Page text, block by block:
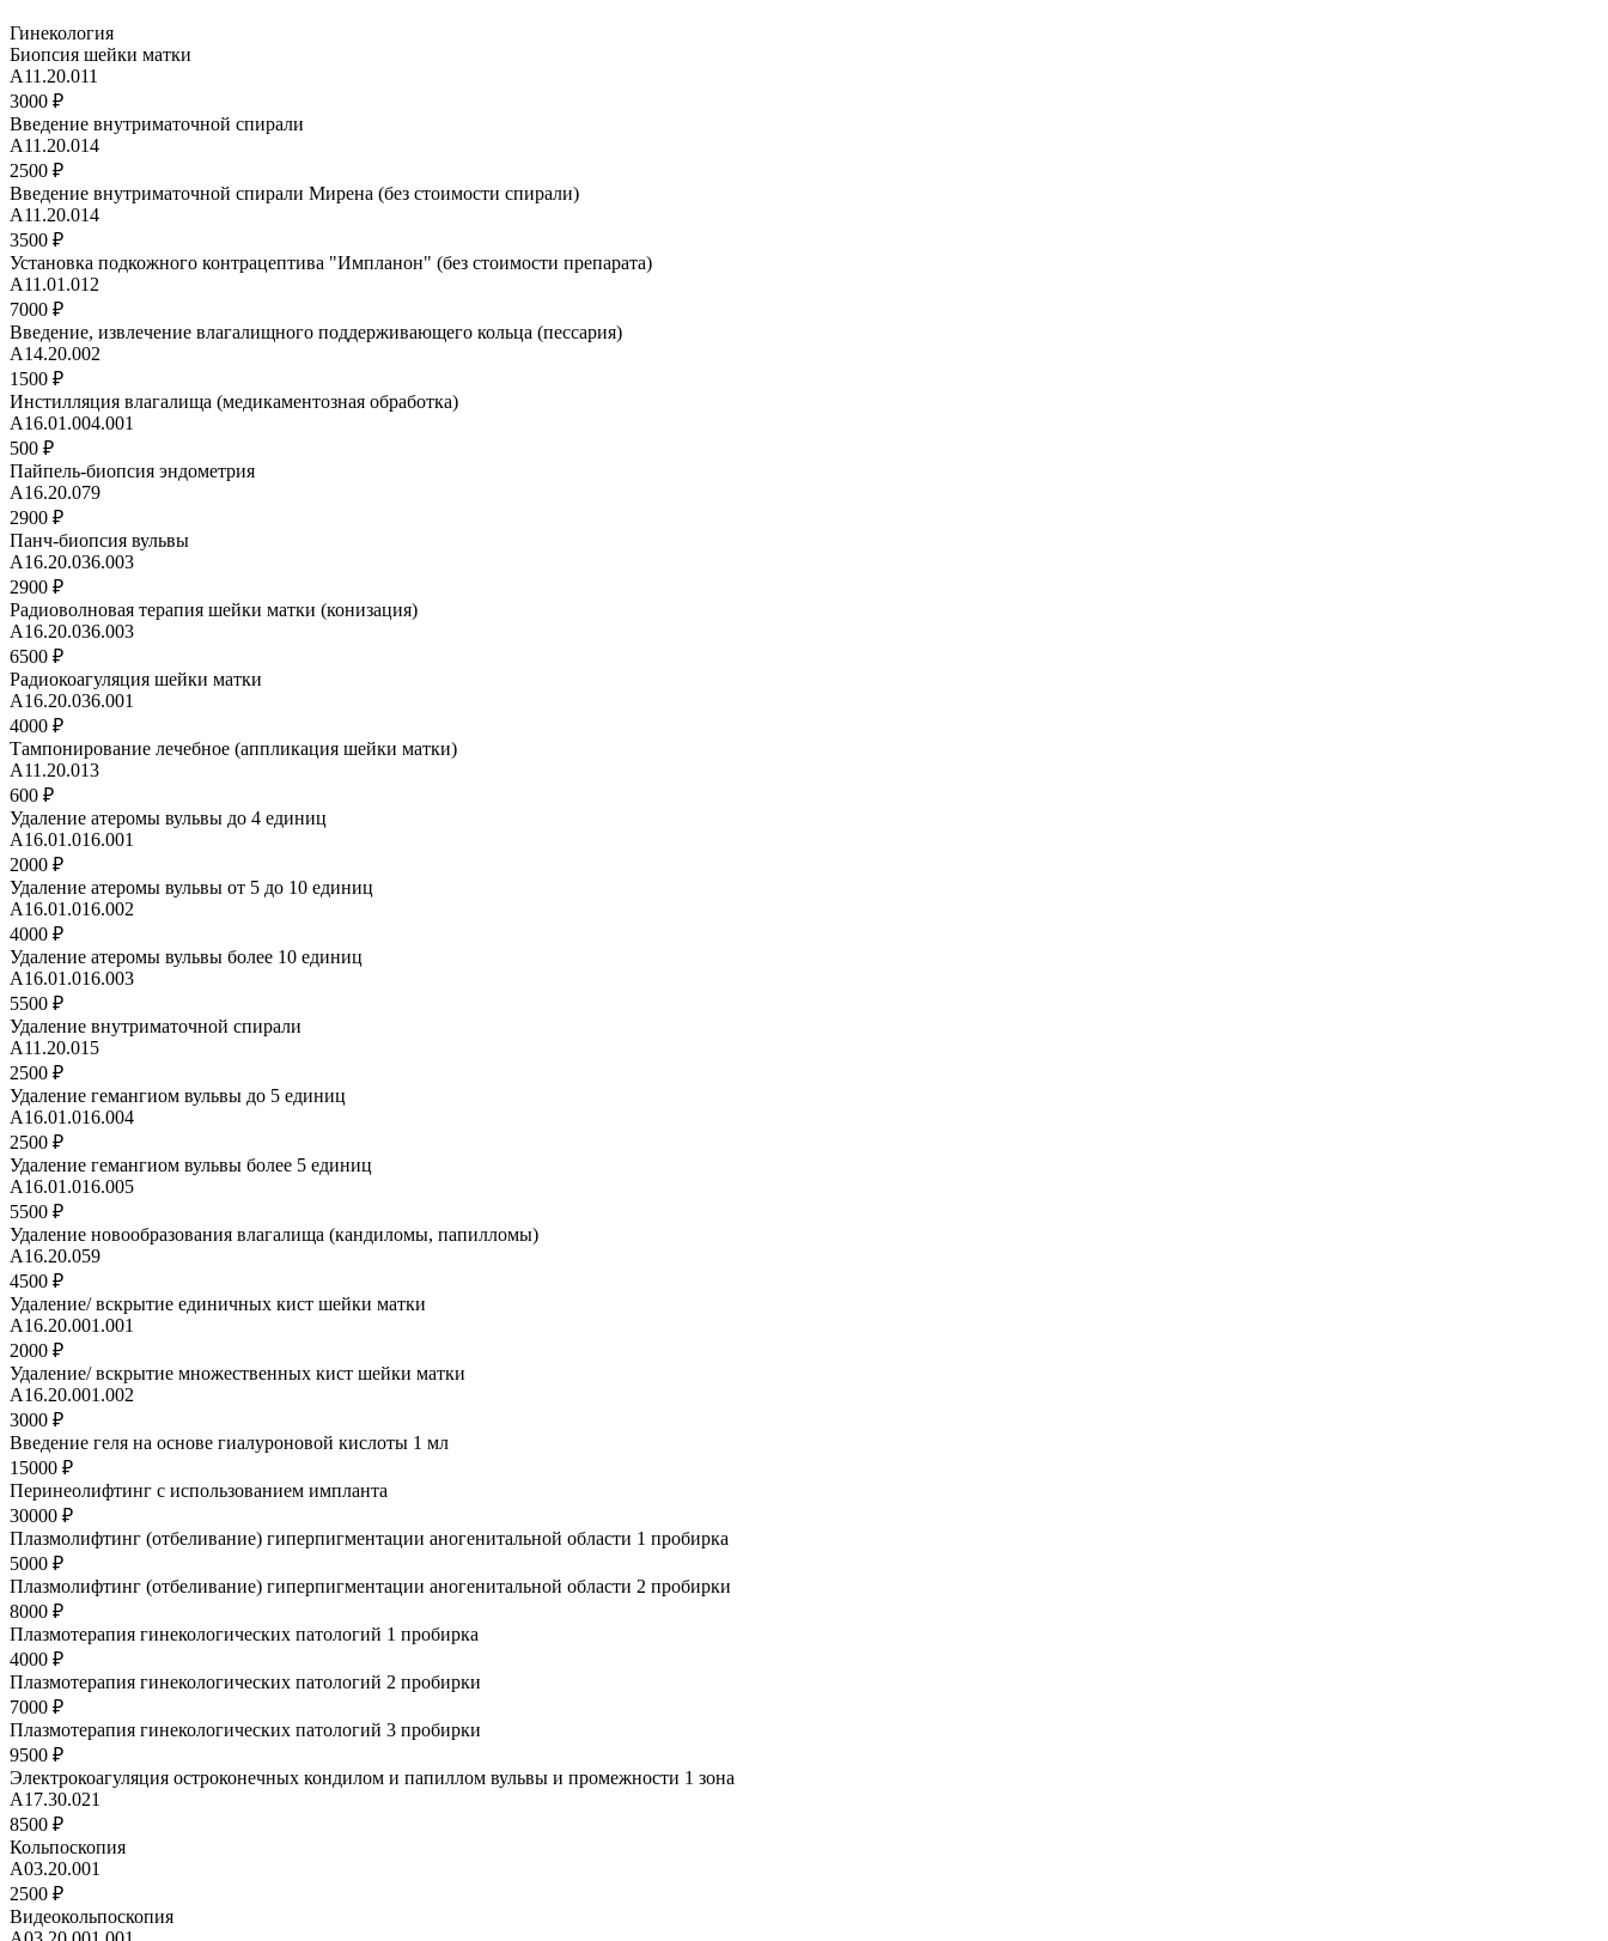
Гинекология
Биопсия шейки матки
A11.20.011
3000 ₽
Введение внутриматочной спирали
A11.20.014
2500 ₽
Введение внутриматочной спирали Мирена (без стоимости спирали)
A11.20.014
3500 ₽
Установка подкожного контрацептива "Импланон" (без стоимости препарата)
A11.01.012
7000 ₽
Введение, извлечение влагалищного поддерживающего кольца (пессария)
А14.20.002
1500 ₽
Инстилляция влагалища (медикаментозная обработка)
A16.01.004.001
500 ₽
Пайпель-биопсия эндометрия
A16.20.079
2900 ₽
Панч-биопсия вульвы
A16.20.036.003
2900 ₽
Радиоволновая терапия шейки матки (конизация)
A16.20.036.003
6500 ₽
Радиокоагуляция шейки матки
A16.20.036.001
4000 ₽
Тампонирование лечебное (аппликация шейки матки)
A11.20.013
600 ₽
Удаление атеромы вульвы до 4 единиц
А16.01.016.001
2000 ₽
Удаление атеромы вульвы от 5 до 10 единиц
А16.01.016.002
4000 ₽
Удаление атеромы вульвы более 10 единиц
А16.01.016.003
5500 ₽
Удаление внутриматочной спирали
A11.20.015
2500 ₽
Удаление гемангиом вульвы до 5 единиц
А16.01.016.004
2500 ₽
Удаление гемангиом вульвы более 5 единиц
А16.01.016.005
5500 ₽
Удаление новообразования влагалища (кандиломы, папилломы)
А16.20.059
4500 ₽
Удаление/ вскрытие единичных кист шейки матки
A16.20.001.001
2000 ₽
Удаление/ вскрытие множественных кист шейки матки
A16.20.001.002
3000 ₽
Введение геля на основе гиалуроновой кислоты 1 мл
15000 ₽
Перинеолифтинг с использованием импланта
30000 ₽
Плазмолифтинг (отбеливание) гиперпигментации аногенитальной области 1 пробирка
5000 ₽
Плазмолифтинг (отбеливание) гиперпигментации аногенитальной области 2 пробирки
8000 ₽
Плазмотерапия гинекологических патологий 1 пробирка
4000 ₽
Плазмотерапия гинекологических патологий 2 пробирки
7000 ₽
Плазмотерапия гинекологических патологий 3 пробирки
9500 ₽
Электрокоагуляция остроконечных кондилом и папиллом вульвы и промежности 1 зона
А17.30.021
8500 ₽
Кольпоскопия
A03.20.001
2500 ₽
Видеокольпоскопия